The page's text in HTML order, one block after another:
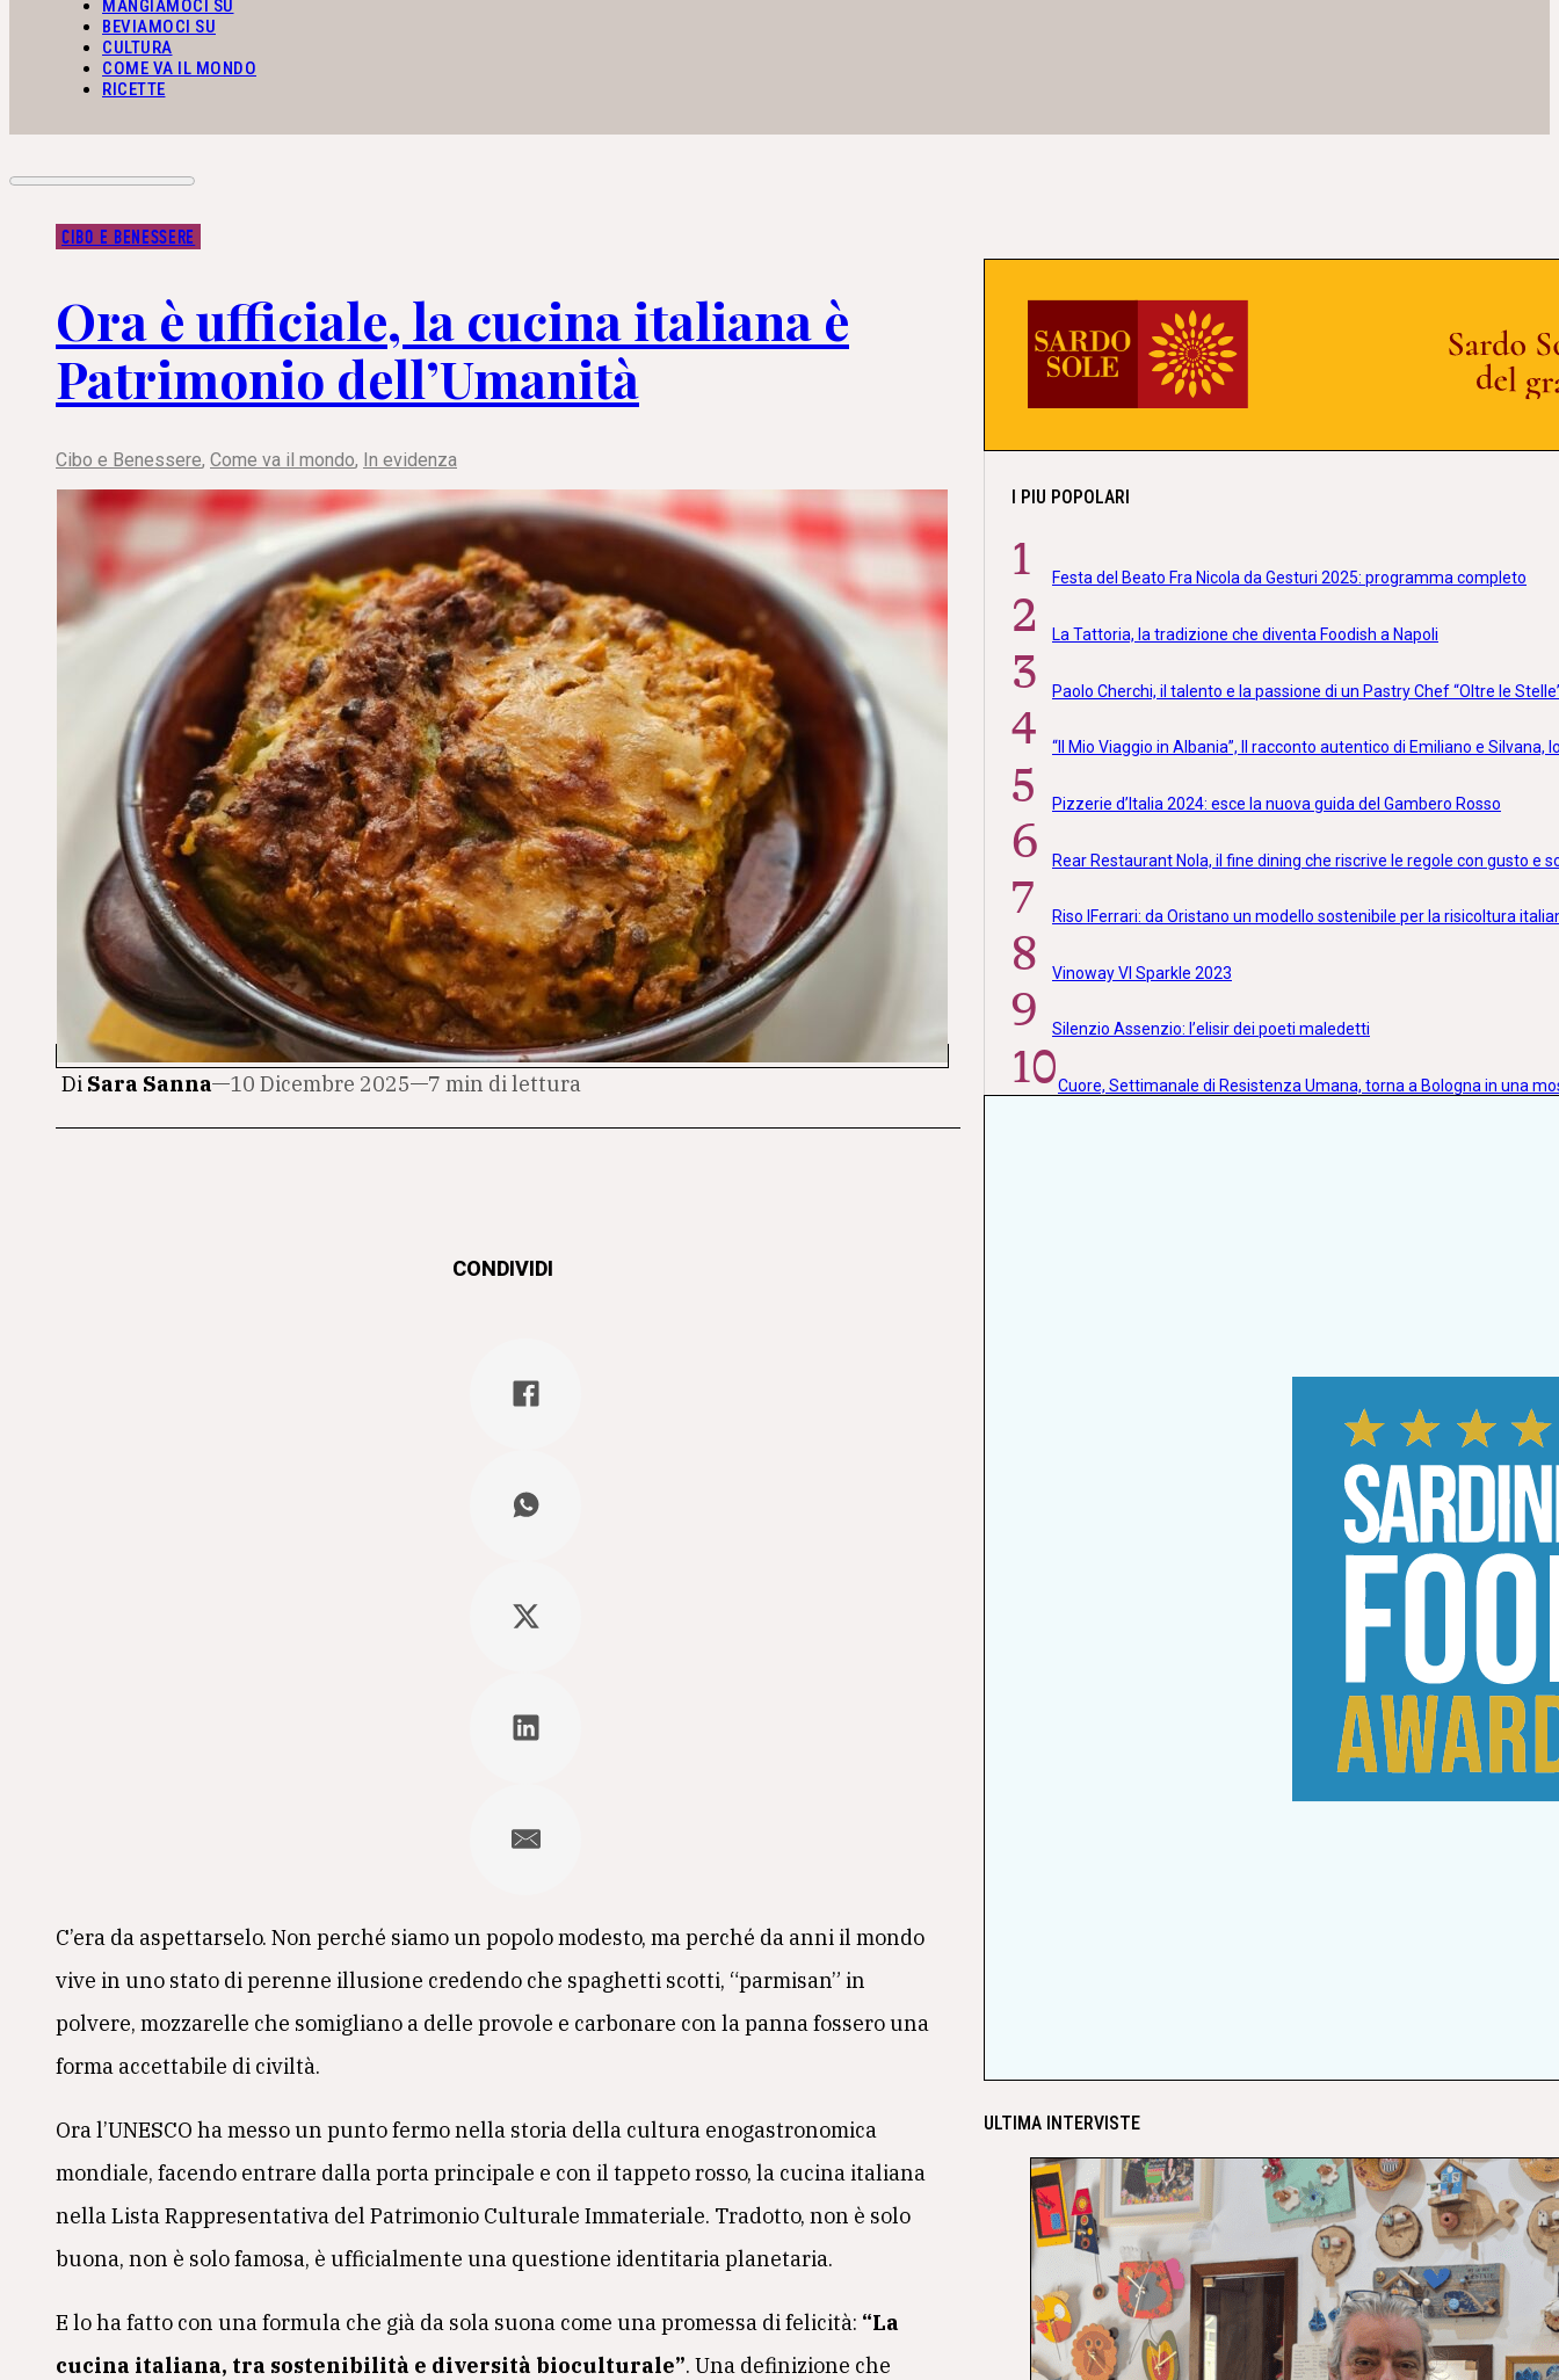
MANGIAMOCI SU
BEVIAMOCI SU
CULTURA
COME VA IL MONDO
RICETTE
CIBO E BENESSERE
Ora è ufficiale, la cucina italiana è
Patrimonio dell’Umanità
Cibo e Benessere, Come va il mondo, In evidenza
Di Sara Sanna 10 Dicembre 2025 7 min di lettura
CONDIVIDI
C’era da aspettarselo. Non perché siamo un popolo modesto, ma perché da anni il mondo
vive in uno stato di perenne illusione credendo che spaghetti scotti, “parmisan” in
polvere, mozzarelle che somigliano a delle provole e carbonare con la panna fossero una
forma accettabile di civiltà.
Ora l’UNESCO ha messo un punto fermo nella storia della cultura enogastronomica
mondiale, facendo entrare dalla porta principale e con il tappeto rosso, la cucina italiana
nella Lista Rappresentativa del Patrimonio Culturale Immateriale. Tradotto, non è solo
buona, non è solo famosa, è ufficialmente una questione identitaria planetaria.
E lo ha fatto con una formula che già da sola suona come una promessa di felicità: “La
cucina italiana, tra sostenibilità e diversità bioculturale”. Una definizione che
I PIU POPOLARI
1 Festa del Beato Fra Nicola da Gesturi 2025: programma completo
2 La Tattoria, la tradizione che diventa Foodish a Napoli
3 Paolo Cherchi, il talento e la passione di un Pastry Chef “Oltre le
4 “Il Mio Viaggio in Albania”, Il racconto autentico di Emiliano e
5 Pizzerie d’Italia 2024: esce la nuova guida del Gambero Rosso
6 Rear Restaurant Nola, il fine dining che riscrive le regole con gusto e
7 Riso IFerrari: da Oristano un modello sostenibile per la risicoltura
8 Vinoway VI Sparkle 2023
9 Silenzio Assenzio: l’elisir dei poeti maledetti
10Cuore, Settimanale di Resistenza Umana, torna a Bologna in una
ULTIMA INTERVISTE